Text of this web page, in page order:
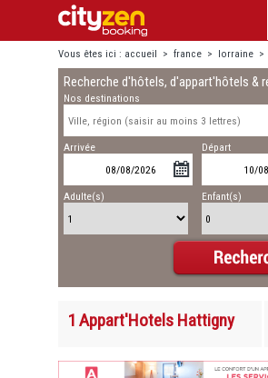
Vous êtes ici : accueil > france > lorraine >
Recherche d'hôtels, d'appart'hôtels &
Nos destinations
Arrivée Départ
Adulte(s) Enfant(s)
1 Appart'Hotels Hattigny